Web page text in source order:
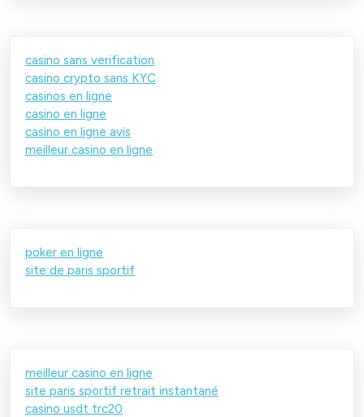
casino sans verification
casino crypto sans KYC
casinos en ligne
casino en ligne
casino en ligne avis
meilleur casino en ligne
poker en ligne
site de paris sportif
meilleur casino en ligne
site paris sportif retrait instantané
casino usdt trc20